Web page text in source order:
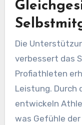
sondern trägt
Leistung bei.
Welchen